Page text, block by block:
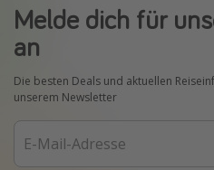
Melde dich für
an
Die besten Deals und aktuellen
unserem Newsletter